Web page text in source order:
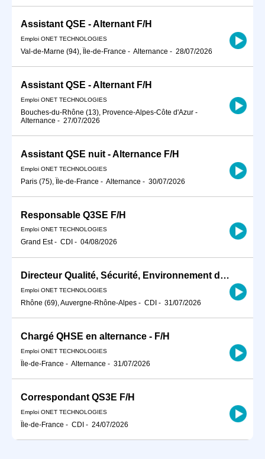
Assistant QSE - Alternant F/H
Emploi ONET TECHNOLOGIES
Val-de-Marne (94), Île-de-France - Alternance - 28/07/2026
Assistant QSE - Alternant F/H
Emploi ONET TECHNOLOGIES
Bouches-du-Rhône (13), Provence-Alpes-Côte d'Azur -
Alternance - 27/07/2026
Assistant QSE nuit - Alternance F/H
Emploi ONET TECHNOLOGIES
Paris (75), Île-de-France - Alternance - 30/07/2026
Responsable Q3SE F/H
Emploi ONET TECHNOLOGIES
Grand Est- CDI - 04/08/2026
Directeur Qualité, Sécurité, Environnement de zone / Spécialité F/H
Emploi ONET TECHNOLOGIES
Rhône (69), Auvergne-Rhône-Alpes - CDI - 31/07/2026
Chargé QHSE en alternance - F/H
Emploi ONET TECHNOLOGIES
Île-de-France - Alternance - 31/07/2026
Correspondant QS3E F/H
Emploi ONET TECHNOLOGIES
Île-de-France - CDI - 24/07/2026